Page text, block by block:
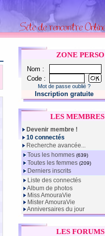
ZONE PERSO
Nom :
Code :
Mot de passe oublié ?
Inscription gratuite
LES MEMBRES
Devenir membre !
10 connectés
Recherche avancée...
Tous les hommes (639)
Toutes les femmes (209)
Derniers inscrits
Liste des connectés
Album de photos
Miss AmouraVie
Mister AmouraVie
Anniversaires du jour
LES FORUMS